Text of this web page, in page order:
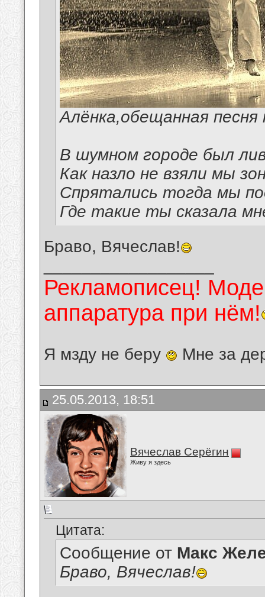
Алёнка,обещанная песня
В шумном городе был
Как назло не взяли мы
Спрятались тогда мы
Где такие ты сказала
Браво, Вячеслав!
Рекламописец!
аппаратура при нём!
Я мзду не беру Мне за
25.05.2013, 18:51
Вячеслав Серёгин
Живу я здесь
Цитата:
Сообщение от Макс
Браво, Вячеслав!